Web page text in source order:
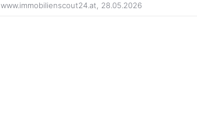
www.immobilienscout24.at 28.05.2026